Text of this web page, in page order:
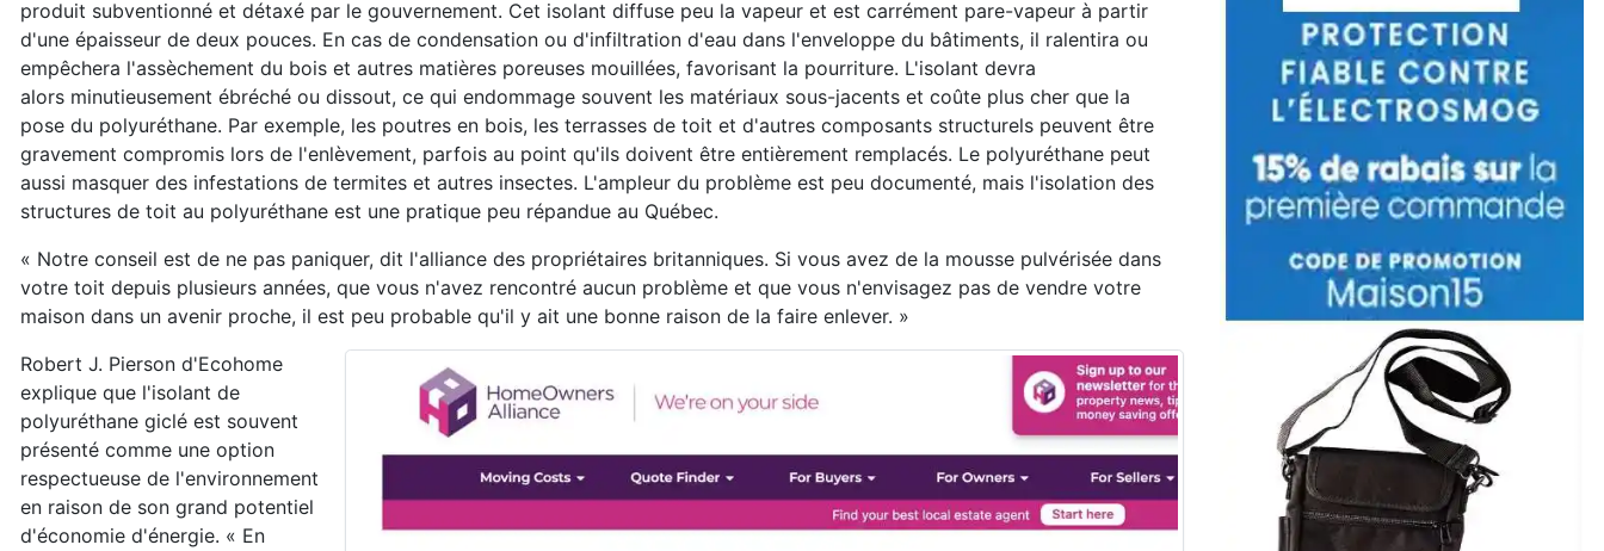
produit subventionné et détaxé par le gouvernement. Cet isolant diffuse peu la vapeur et est carrément pare-vapeur à partir
d'une épaisseur de deux pouces. En cas de condensation ou d'infiltration d'eau dans l'enveloppe du bâtiments, il ralentira ou
empêchera l'assèchement du bois et autres matières poreuses mouillées, favorisant la pourriture. L'isolant devra
alors minutieusement ébréché ou dissout, ce qui endommage souvent les matériaux sous-jacents et coûte plus cher que la
pose du polyuréthane. Par exemple, les poutres en bois, les terrasses de toit et d'autres composants structurels peuvent être
gravement compromis lors de l'enlèvement, parfois au point qu'ils doivent être entièrement remplacés. Le polyuréthane peut
aussi masquer des infestations de termites et autres insectes. L'ampleur du problème est peu documenté, mais l'isolation des
structures de toit au polyuréthane est une pratique peu répandue au Québec.
« Notre conseil est de ne pas paniquer, dit l'alliance des propriétaires britanniques. Si vous avez de la mousse pulvérisée dans
votre toit depuis plusieurs années, que vous n'avez rencontré aucun problème et que vous n'envisagez pas de vendre votre
maison dans un avenir proche, il est peu probable qu'il y ait une bonne raison de la faire enlever. »
Robert J. Pierson d'Ecohome
explique que l'isolant de
polyuréthane giclé est souvent
présenté comme une option
respectueuse de l'environnement
en raison de son grand potentiel
d'économie d'énergie. « En